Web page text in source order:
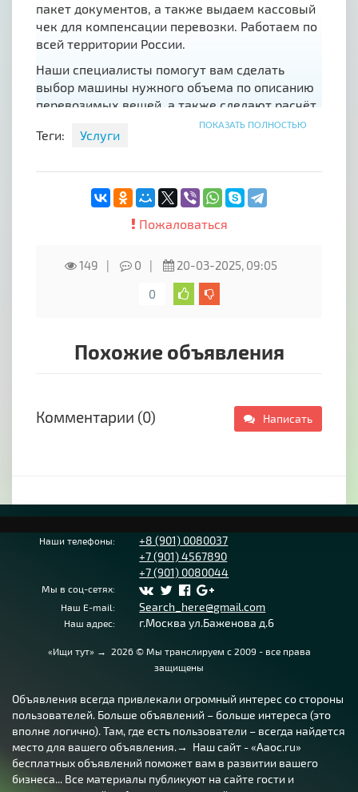
пакет документов, а также выдаем кассовый
чек для компенсации перевозки. Работаем по
всей территории России.
Наши специалисты помогут вам сделать
выбор машины нужного объема по описанию
перевозимых вещей, а также сделают расчёт
стоимости грузоперевозки.
Переезд осуществляем максимально
опытных грузчиков для погрузки и выгрузки.
Мы работаем с 2019 года и уже осуществили
ТК "РазГруз" С нами легко !
ПОКАЗАТЬ ПОЛНОСТЬЮ
Теги: Услуги
Пожаловаться
149 0
20-03-2025, 09:05
0
Похожие объявления
Комментарии (0) Написать
Наши телефоны:
+8 (901) 0080037
+7 (901) 4567890
+7 (901) 0080044
Мы в соц-сетях:
Наш E-mail:
Search_here@gmail.com
Наш адрес: г.Москва ул.Баженова д.6
«Ищи тут» → 2026© Мы транслируем с 2009 - все права
защищены
Объявления всегда привлекали огромный интерес со стороны
пользователей. Больше объявлений – больше интереса (это
вполне логично). Там, где есть пользователи – всегда найдется
место для вашего объявления.→ Наш сайт - «Aaoc.ru»
бесплатных объявлений поможет вам в развитии вашего
бизнеса... Все материалы публикуют на сайте гости и